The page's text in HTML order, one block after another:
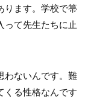
ります。学校で箒
って先生たちに止
わないんです。難
くる性格なんです